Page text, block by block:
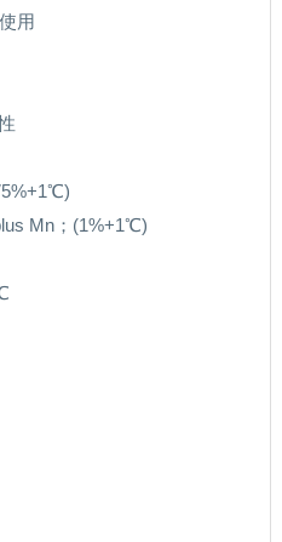
用
Mn；(1%+1℃)